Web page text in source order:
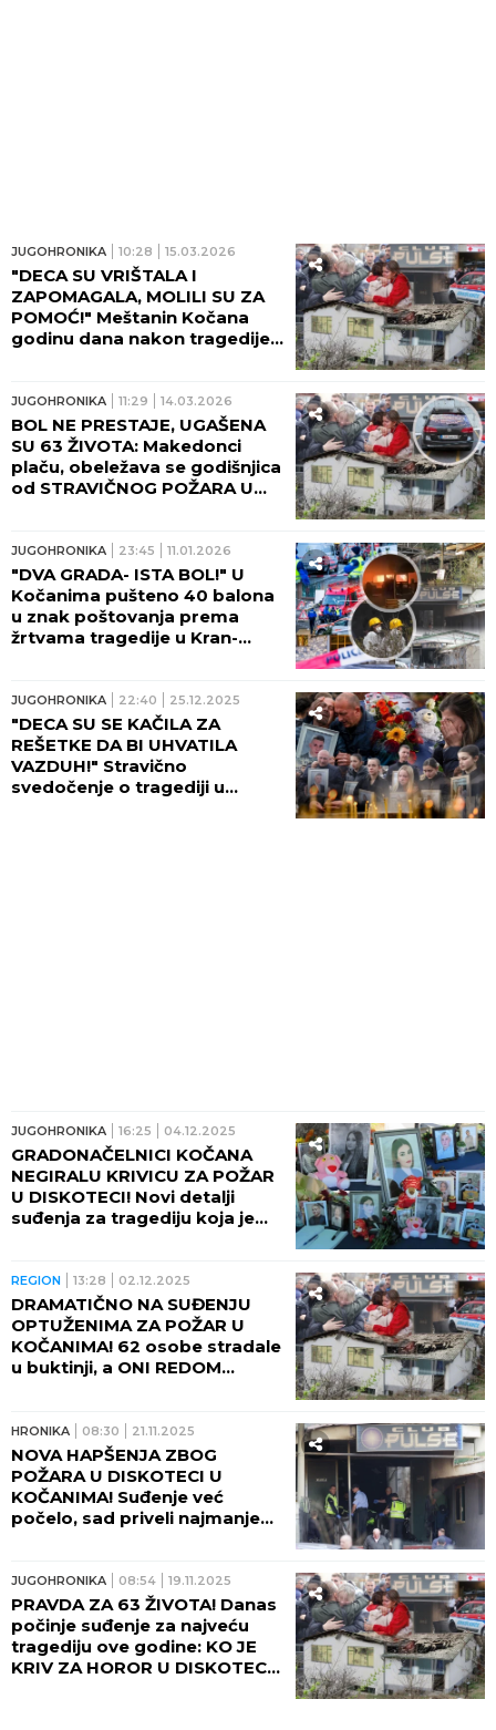
JUGOHRONIKA 10:28 15.03.2026
"DECA SU VRIŠTALA I
ZAPOMAGALA, MOLILI SU ZA
POMOĆ!" Meštanin Kočana
godinu dana nakon tragedije:
JUGOHRONIKA 11:29 14.03.2026
BOL NE PRESTAJE, UGAŠENA
SU 63 ŽIVOTA: Makedonci
plaču, obeležava se godišnjica
od STRAVIČNOG POŽARA U
JUGOHRONIKA 23:45 11.01.2026
"DVA GRADA- ISTA BOL!" U
Kočanima pušteno 40 balona
u znak poštovanja prema
žrtvama tragedije u Kran-
JUGOHRONIKA 22:40 25.12.2025
"DECA SU SE KAČILA ZA
REŠETKE DA BI UHVATILA
VAZDUH!" Stravično
svedočenje o tragediji u
JUGOHRONIKA 16:25 04.12.2025
GRADONAČELNICI KOČANA
NEGIRALU KRIVICU ZA POŽAR
U DISKOTECI! Novi detalji
suđenja za tragediju koja je
REGION 13:28 02.12.2025
DRAMATIČNO NA SUĐENJU
OPTUŽENIMA ZA POŽAR U
KOČANIMA! 62 osobe stradale
u buktinji, a ONI REDOM
HRONIKA 08:30 21.11.2025
NOVA HAPŠENJA ZBOG
POŽARA U DISKOTECI U
KOČANIMA! Suđenje već
počelo, sad priveli najmanje
JUGOHRONIKA 08:54 19.11.2025
PRAVDA ZA 63 ŽIVOTA! Danas
počinje suđenje za najveću
tragediju ove godine: KO JE
KRIV ZA HOROR U DISKOTECI